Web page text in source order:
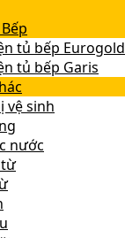
tủ bếp Eurogold
tủ bếp Garis
vệ sinh
nước